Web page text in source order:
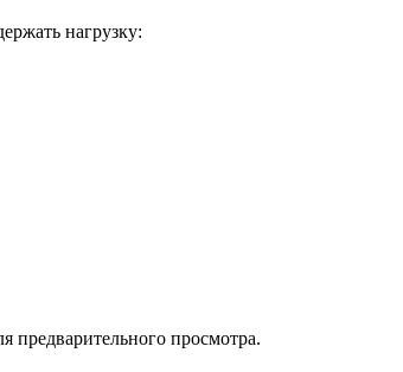
нагрузку:
предварительного просмотра.